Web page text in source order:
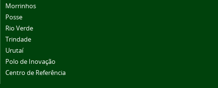
Morrinhos
Posse
Rio Verde
Trindade
Urutaí
Polo de Inovação
Centro de Referência